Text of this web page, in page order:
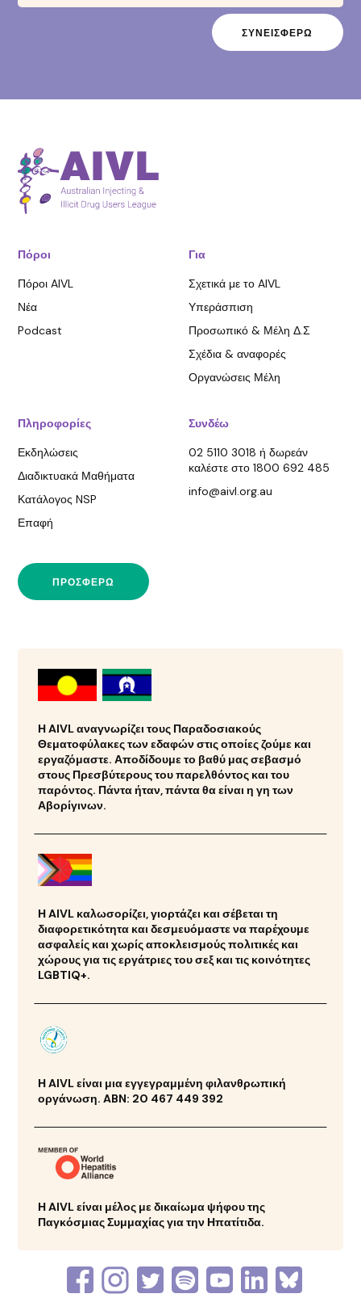
Πόροι
Πόροι AIVL
Νέα
Podcast
Για
Σχετικά με το AIVL
Υπεράσπιση
Προσωπικό & Μέλη Δ.Σ
Σχέδια & αναφορές
Οργανώσεις Μέλη
Πληροφορίες
Εκδηλώσεις
Διαδικτυακά Μαθήματα
Κατάλογος NSP
Επαφή
Συνδέω
02 5110 3018 ή δωρεάν
καλέστε στο 1800 692 485
info@aivl.org.au
ΠΡΟΣΦΈΡΩ
Η AIVL αναγνωρίζει τους Παραδοσιακούς
Θεματοφύλακες των εδαφών στις οποίες ζούμε και
εργαζόμαστε. Αποδίδουμε το βαθύ μας σεβασμό
στους Πρεσβύτερους του παρελθόντος και του
παρόντος. Πάντα ήταν, πάντα θα είναι η γη των
Αβορίγινων.
Η AIVL καλωσορίζει, γιορτάζει και σέβεται τη
διαφορετικότητα και δεσμευόμαστε να παρέχουμε
ασφαλείς και χωρίς αποκλεισμούς πολιτικές και
χώρους για τις εργάτριες του σεξ και τις κοινότητες
LGBTIQ+.
Η AIVL είναι μια εγγεγραμμένη φιλανθρωπική
οργάνωση. ABN: 20 467 449 392
Η AIVL είναι μέλος με δικαίωμα ψήφου της
Παγκόσμιας Συμμαχίας για την Ηπατίτιδα.